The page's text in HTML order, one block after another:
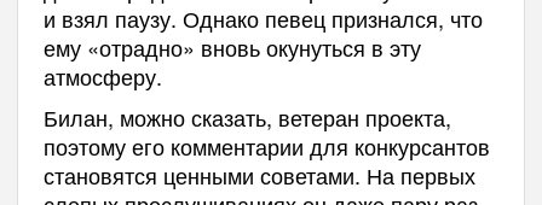
и взял паузу. Однако певец признался, что
ему «отрадно» вновь окунуться в эту
атмосферу.
Билан, можно сказать, ветеран проекта,
поэтому его комментарии для конкурсантов
становятся ценными советами. На первых